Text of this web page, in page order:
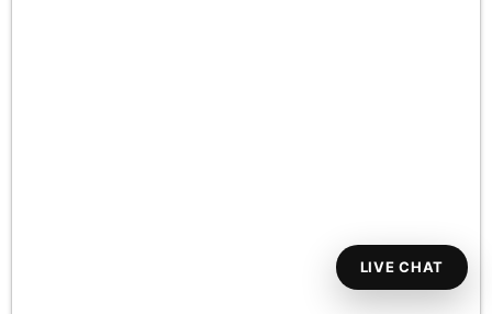
LIVE CHAT